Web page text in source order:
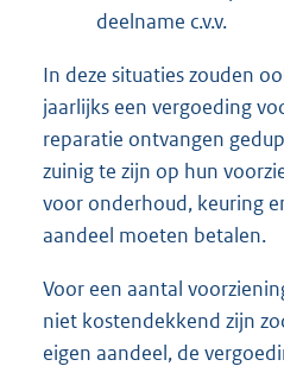
deelname c.v.v.
In deze situaties zouden
jaarlijks een vergoeding
reparatie ontvangen
zuinig te zijn op hun
voor onderhoud, keuring
aandeel moeten betalen.
Voor een aantal
niet kostendekkend zijn
eigen aandeel, de